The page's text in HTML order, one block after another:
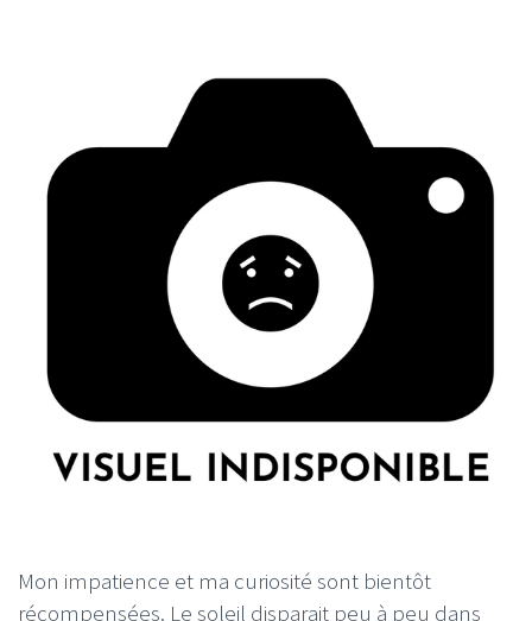
Mon impatience et ma curiosité sont bientôt
récompensées. Le soleil disparait peu à peu dans